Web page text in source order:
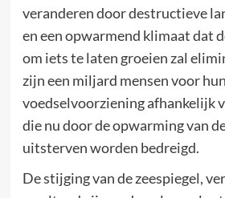
veranderen door destructieve
en een opwarmend klimaat dat
om iets te laten groeien zal
zijn een miljard mensen voor hun
voedselvoorziening afhankelijk
die nu door de opwarming van
uitsterven worden bedreigd.
De stijging van de zeespiegel,